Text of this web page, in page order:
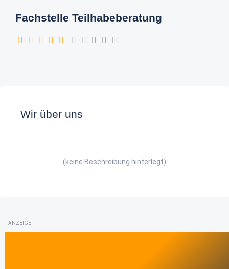
Fachstelle Teilhabeberatung
Wir über uns
(keine Beschreibung hinterlegt)
ANZEIGE